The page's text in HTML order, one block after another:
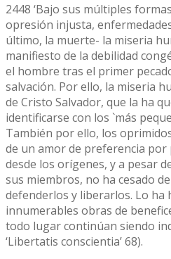
2448 ‘Bajo sus múltiples
opresión injusta,
último, la muerte- la miseria
manifiesto de la debilidad
el hombre tras el primer
salvación. Por ello, la miseria
de Cristo Salvador, que la ha
identificarse con los `más
También por ello, los
de un amor de preferencia por
desde los orígenes, y a pesar
sus miembros, no ha cesado
defenderlos y liberarlos. Lo ha
innumerables obras de
todo lugar continúan siendo
‘Libertatis conscientia’ 68).